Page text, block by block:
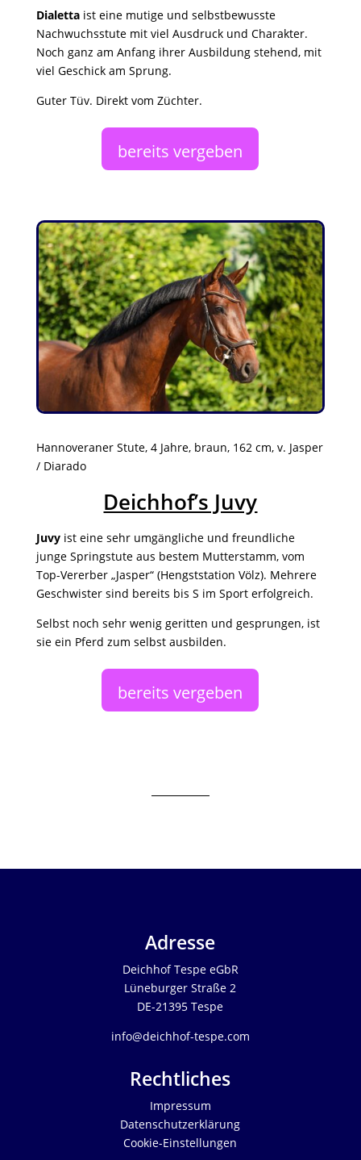
Dialettaist eine mutige und selbstbewusste
Nachwuchsstute mit viel Ausdruck und Charakter.
Noch ganz am Anfang ihrer Ausbildung stehend, mit
viel Geschick am Sprung.
Guter Tüv. Direkt vom Züchter.
bereits vergeben
Hannoveraner Stute, 4 Jahre, braun, 162 cm, v. Jasper
/ Diarado
Deichhof’s Juvy
Juvyist eine sehr umgängliche und freundliche
junge Springstute aus bestem Mutterstamm, vom
Top-Vererber „Jasper“ (Hengststation Völz). Mehrere
Geschwister sind bereits bis S im Sport erfolgreich.
Selbst noch sehr wenig geritten und gesprungen, ist
sie ein Pferd zum selbst ausbilden.
bereits vergeben
Adresse
Deichhof Tespe eGbR
Lüneburger Straße 2
DE-21395 Tespe
info@deichhof-tespe.com
Rechtliches
Impressum
Datenschutzerklärung
Cookie-Einstellungen